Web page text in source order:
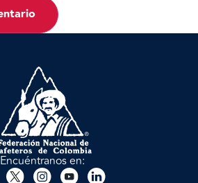
Encuéntranos en: